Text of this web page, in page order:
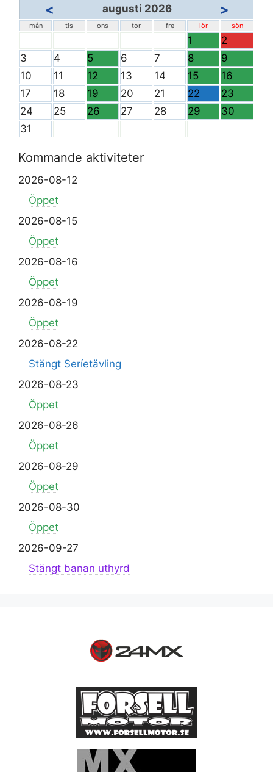
< augusti 2026 >
mån tis ons tor fre lör sön
1
2
3
4 5 6 7 8
9
10
11 12 13 14 15
16
17
18 19 20 21 22
23
24
25 26 27 28 29
30
31
Kommande aktiviteter
2026-08-12
Öppet
2026-08-15
Öppet
2026-08-16
Öppet
2026-08-19
Öppet
2026-08-22
Stängt Seríetävling
2026-08-23
Öppet
2026-08-26
Öppet
2026-08-29
Öppet
2026-08-30
Öppet
2026-09-27
Stängt banan uthyrd